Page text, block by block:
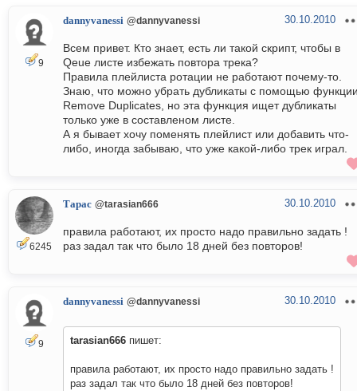
9
dannyvanessi @dannyvanessi 30.10.2010
Всем привет. Кто знает, есть ли такой скрипт, чтобы в
Qeue листе избежать повтора трека?
Правила плейлиста ротации не работают почему-то.
Знаю, что можно убрать дубликаты с помощью
Remove Duplicates, но эта функция ищет дубликаты
только уже в составленом листе.
А я бывает хочу поменять плейлист или добавить что-
либо, иногда забываю, что уже какой-либо трек играл.
6245
Тарас @tarasian666 30.10.2010
правила работают, их просто надо правильно задать !
раз задал так что было 18 дней без повторов!
9
dannyvanessi @dannyvanessi 30.10.2010
tarasian666 пишет:
правила работают, их просто надо правильно задать !
раз задал так что было 18 дней без повторов!